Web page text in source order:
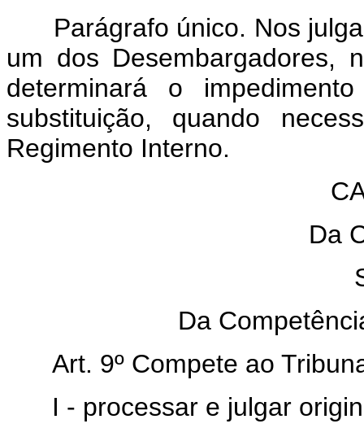
Parágrafo único. Nos
um dos Desembargadores,
determinará o
substituição, quando
Regimento Interno.
Da
Da
Art. 9º Compete ao
I - processar e julgar